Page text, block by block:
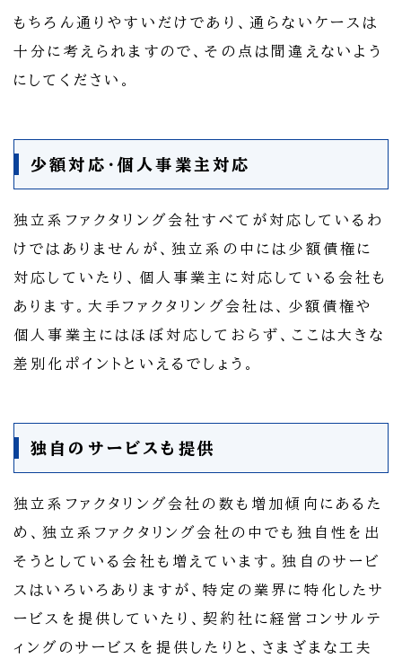
もちろん通りやすいだけであり、通らないケースは
十分に考えられますので、その点は間違えないよう
にしてください。
少額対応・個人事業主対応
独立系ファクタリング会社すべてが対応しているわ
けではありませんが、独立系の中には少額債権に
対応していたり、個人事業主に対応している会社も
あります。大手ファクタリング会社は、少額債権や
個人事業主にはほぼ対応しておらず、ここは大きな
差別化ポイントといえるでしょう。
独自のサービスも提供
独立系ファクタリング会社の数も増加傾向にあるた
め、独立系ファクタリング会社の中でも独自性を出
そうとしている会社も増えています。独自のサービ
スはいろいろありますが、特定の業界に特化したサ
ービスを提供していたり、契約社に経営コンサルテ
ィングのサービスを提供したりと、さまざまな工夫